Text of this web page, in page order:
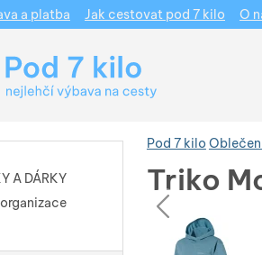
Pod 7 kilo
Triko
Fotografie
Fotografie
A DÁRKY
a platba Jak cestovat pod 7 kilo O